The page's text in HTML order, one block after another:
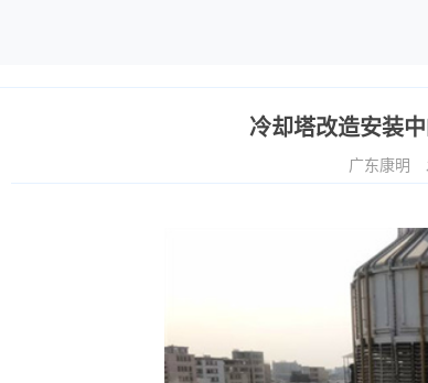
冷却塔改造安装
广东康明